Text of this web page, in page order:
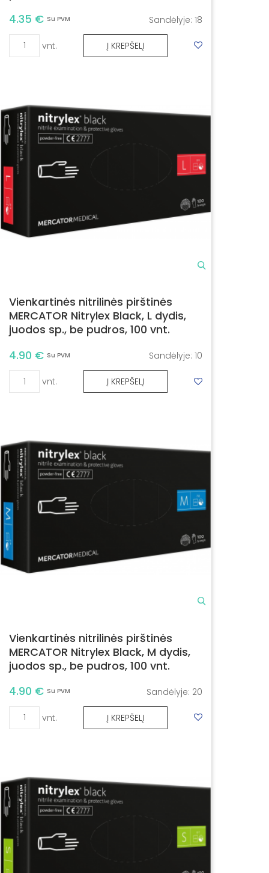
4.35 € Su PVM Sandėlyje: 18
vnt. Į KREPŠELĮ
Vienkartinės nitrilinės pirštinės
MERCATOR Nitrylex Black, L dydis,
juodos sp., be pudros, 100 vnt.
4.90 € Su PVM Sandėlyje: 10
vnt. Į KREPŠELĮ
Vienkartinės nitrilinės pirštinės
MERCATOR Nitrylex Black, M dydis,
juodos sp., be pudros, 100 vnt.
4.90 € Su PVM Sandėlyje: 20
vnt. Į KREPŠELĮ